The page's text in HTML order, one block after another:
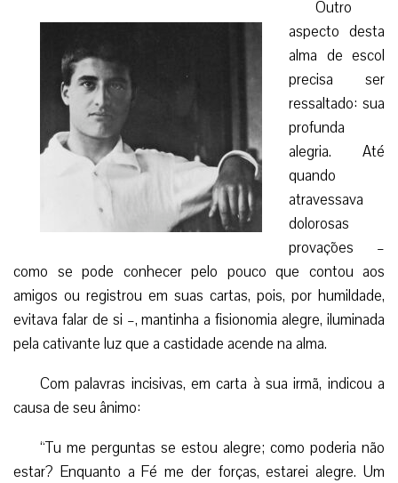
Outro
aspecto desta
alma de escol
precisa ser
ressaltado: sua
profunda
alegria. Até
quando
atravessava
dolorosas
provações –
como se pode conhecer pelo pouco que contou aos
amigos ou registrou em suas cartas, pois, por humildade,
evitava falar de si –, mantinha a fisionomia alegre, iluminada
pela cativante luz que a castidade acende na alma.
Com palavras incisivas, em carta à sua irmã, indicou a
causa de seu ânimo:
“Tu me perguntas se estou alegre; como poderia não
estar? Enquanto a Fé me der forças, estarei alegre. Um